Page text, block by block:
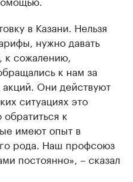
в Казани. Нельзя
нужно давать
к сожалению,
к нам за
Они действуют
ситуациях это
к
имеют опыт в
рода. Наш профсоюз
постоянно», – сказал